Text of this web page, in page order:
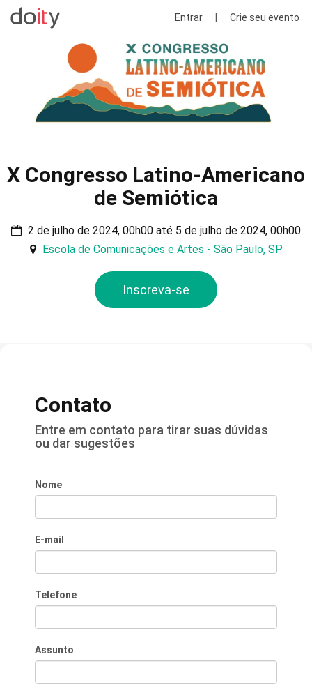
Entrar Crie seu evento
X Congresso Latino-Americano
de Semiótica
2 de julho de 2024, 00h00 até 5 de julho de 2024, 00h00
Escola de Comunicações e Artes - São Paulo, SP
Inscreva-se
Contato
Entre em contato para tirar suas dúvidas
ou dar sugestões
Nome
E-mail
Telefone
Assunto